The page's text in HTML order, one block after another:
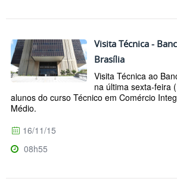
Visita Técnica -
Brasília
Visita Técnica ao
na última sexta-feira
alunos do curso Técnico em Comércio
Médio.
16/11/15
08h55